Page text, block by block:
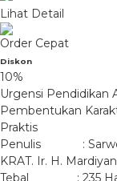
Lihat Detail
Order Cepat
Diskon
10%
Urgensi Pendidikan
Pembentukan
Praktis
Penulis : Sarwo
KRAT. Ir. H.
Tebal : 235